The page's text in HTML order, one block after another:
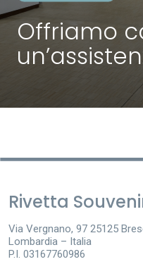
Offriamo
Rivetta
Via Vergnano, 97 25125
Lombardia – Italia
P.I. 03167760986